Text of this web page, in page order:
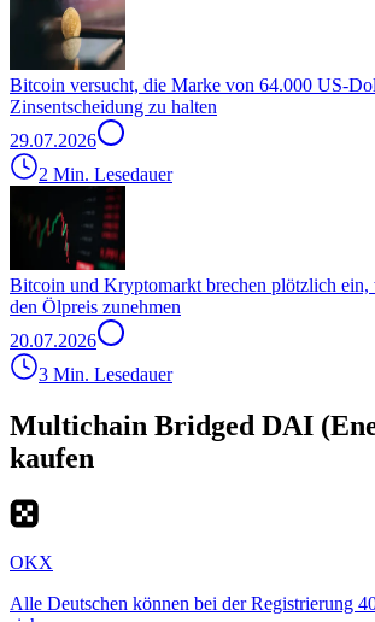
Bitcoin versucht, die Marke von 64.000 US-
Zinsentscheidung zu halten
29.07.2026
2 Min. Lesedauer
Bitcoin und Kryptomarkt brechen plötzlich ein,
den Ölpreis zunehmen
20.07.2026
3 Min. Lesedauer
Multichain Bridged DAI
kaufen
OKX
Alle Deutschen können bei der Registrierung